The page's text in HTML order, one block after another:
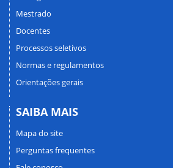
Mestrado
Docentes
Processos seletivos
Normas e regulamentos
Orientações gerais
SAIBA MAIS
Mapa do site
Perguntas frequentes